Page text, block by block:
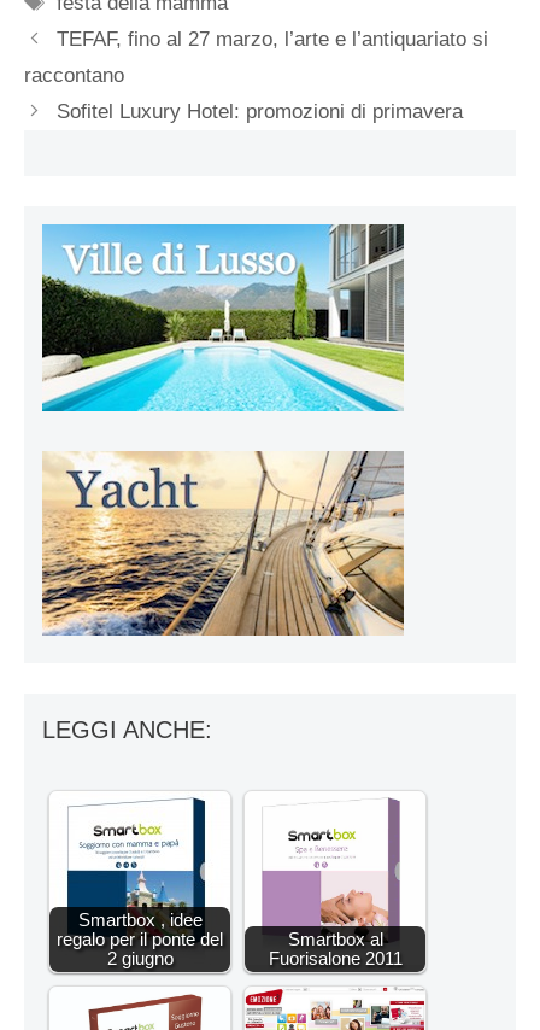
TEFAF, fino al 27 marzo, l’arte e l’antiquariato si
raccontano
Sofitel Luxury Hotel: promozioni di primavera
LEGGI ANCHE:
Smartbox , idee
regalo per il ponte del
2 giugno
Smartbox al
Fuorisalone 2011